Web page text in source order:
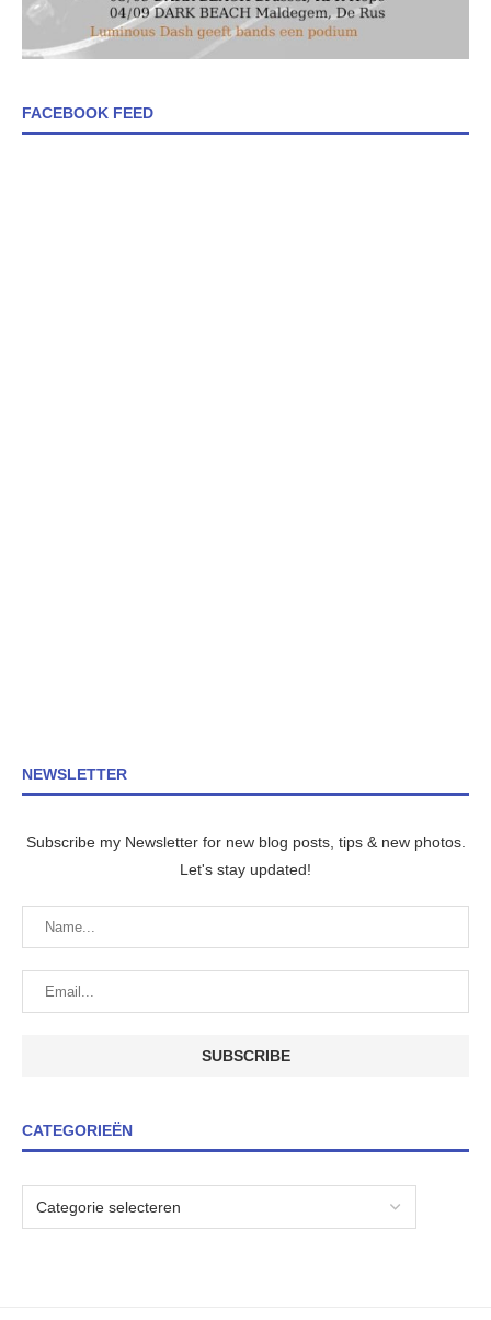
FACEBOOK FEED
NEWSLETTER
Subscribe my Newsletter for new blog posts, tips & new photos.
Let's stay updated!
CATEGORIEËN